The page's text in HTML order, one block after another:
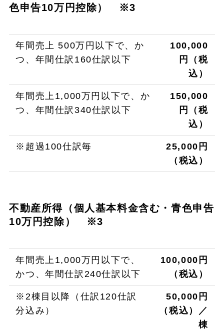
色申告10万円控除） ※3
年間売上 500万円以下で、か
つ、年間仕訳160仕訳以下
100,000
円（税
込）
年間売上1,000万円以下で、か
つ、年間仕訳340仕訳以下
150,000
円（税
込）
※超過100仕訳毎
25,000円
（税込）
不動産所得（個人基本料金含む・青色申告
10万円控除） ※3
年間売上1,000万円以下で、
かつ、年間仕訳240仕訳以下
100,000円
（税込）
※2棟目以降（仕訳120仕訳
分込み）
50,000円
（税込）／
棟